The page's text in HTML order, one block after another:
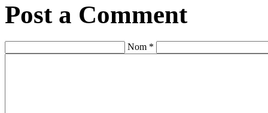
Post a Comment
Nom *